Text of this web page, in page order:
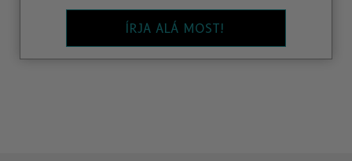
ÍRJA ALÁ MOST!